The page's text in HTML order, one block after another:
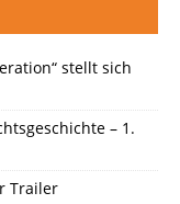
stellt sich
– 1.
Trailer